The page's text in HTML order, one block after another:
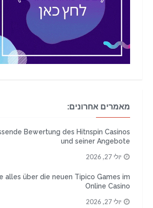
מאמרים אחרונים:
Bewertung des Hitnspin Casinos
und seiner Angebote
יולי 27, 2026
alles über die neuen Tipico Games im
Online Casino
יולי 27, 2026